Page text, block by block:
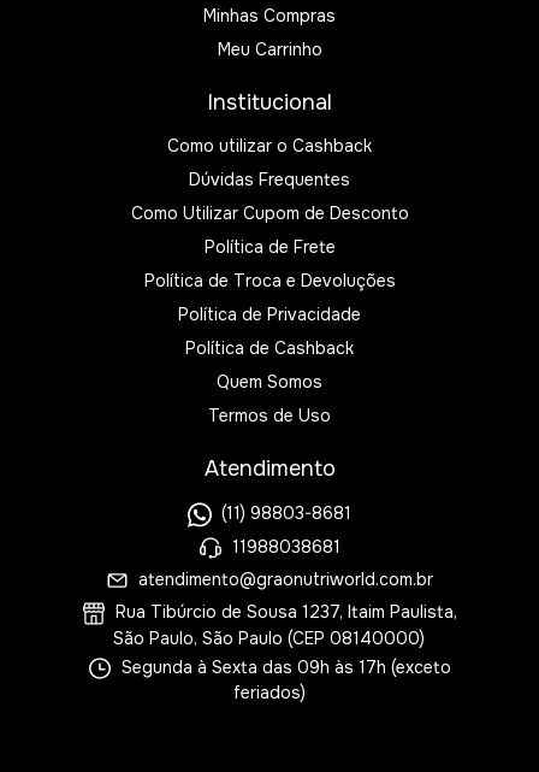
Minhas Compras
Meu Carrinho
Institucional
Como utilizar o Cashback
Dúvidas Frequentes
Como Utilizar Cupom de Desconto
Política de Frete
Política de Troca e Devoluções
Política de Privacidade
Política de Cashback
Quem Somos
Termos de Uso
Atendimento
(11) 98803-8681
11988038681
atendimento@graonutriworld.com.br
Rua Tibúrcio de Sousa 1237, Itaim Paulista,
São Paulo, São Paulo (CEP 08140000)
Segunda à Sexta das 09h às 17h (exceto
feriados)